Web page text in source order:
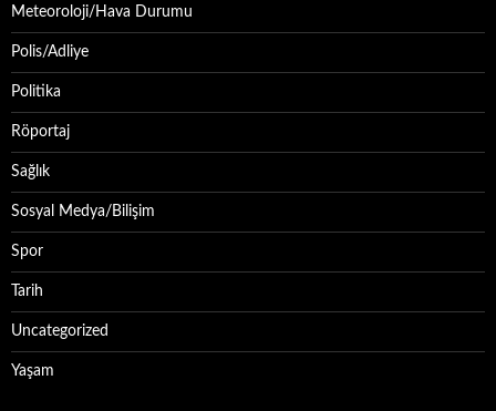
Meteoroloji/Hava Durumu
Polis/Adliye
Politika
Röportaj
Sağlık
Sosyal Medya/Bilişim
Spor
Tarih
Uncategorized
Yaşam